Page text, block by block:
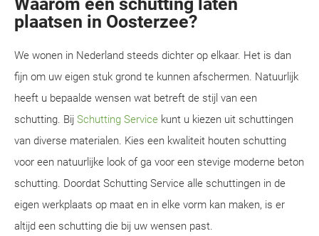
plaatsen in Oosterzee?
We wonen in Nederland steeds dichter op elkaar. Het is dan
fijn om uw eigen stuk grond te kunnen afschermen. Natuurlijk
heeft u bepaalde wensen wat betreft de stijl van een
schutting. Bij Schutting Service kunt u kiezen uit schuttingen
van diverse materialen. Kies een kwaliteit houten schutting
voor een natuurlijke look of ga voor een stevige moderne beton
schutting. Doordat Schutting Service alle schuttingen in de
eigen werkplaats op maat en in elke vorm kan maken, is er
altijd een schutting die bij uw wensen past.